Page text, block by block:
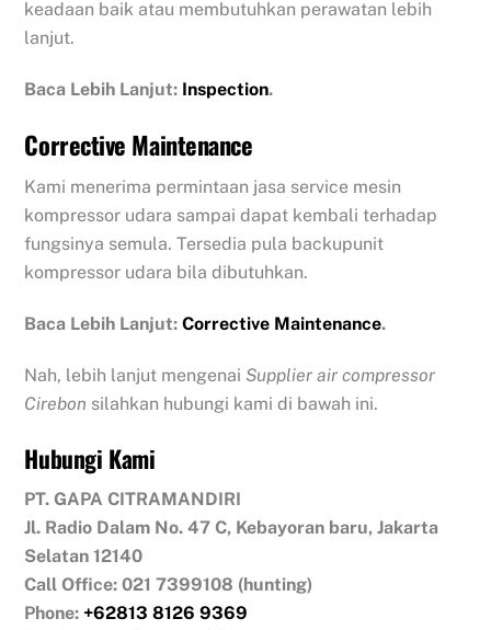
keadaan baik atau membutuhkan perawatan lebih
lanjut.
Baca Lebih Lanjut: Inspection.
Corrective Maintenance
Kami menerima permintaan jasa service mesin
kompressor udara sampai dapat kembali terhadap
fungsinya semula. Tersedia pula backupunit
kompressor udara bila dibutuhkan.
Baca Lebih Lanjut:Corrective Maintenance.
Nah, lebih lanjut mengenai Supplier air compressor
Cirebon silahkan hubungi kami di bawah ini.
Hubungi Kami
PT. GAPA CITRAMANDIRI
Jl. Radio Dalam No. 47 C, Kebayoran baru, Jakarta
Selatan 12140
Call Office: 021 7399108 (hunting)
Phone: +62813 8126 9369